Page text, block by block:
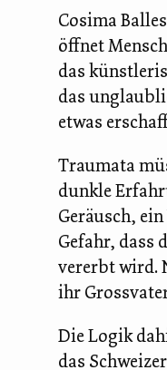
Cosima
öffnet
das
das
etwas
Traumata
dunkle
Geräusch,
Gefahr, dass
vererbt wird.
ihr
Die Logik
das